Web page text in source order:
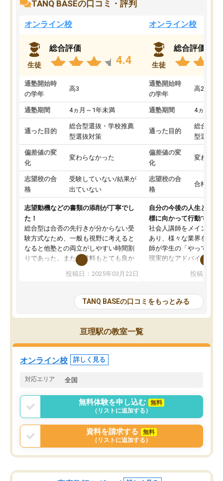
TANQ BASEの口コミ・評判
オンライン校
生徒
総合評価
4.4
通塾開始時
の学年
高3
通塾期間 4ヵ月～1年未満
通った目的
総合型選抜・学校推薦
型選抜対策
偏差値の変
化
変わらなかった
志望校の合
格
受験していない/結果が
出ていない
志望動機などの書類の添削が丁寧でし
た！
総合型は合否の先行きが分からない受
験方式なため、一般も視野に考えると
なると他塾との両立がしやすい時間割
りであった。また授業料もとても良か
総合型の多くの塾は大学生が見ること
大学生の目だけでなく、数人の大人に
も目を通して頂ける。そのため多くの
意見を聞くことができ、より良いもの
を推敲することが可能だ。
どの人も優しく、親身に接してくださ
るのでやる気も出て、良かったで
す！！
投稿日：2025年03月22日
オンライン校
生徒
総合評価
通塾開始時
の学年
高2
通塾期間 4ヵ月～1
通った目的
総合型選
型選抜対
偏差値の変
化
変わらな
志望校の合
格
合格した
自分の今後の人生と真剣
標に向かって行動できる
社会人講師をメインとし
あり、様々な業界を経験
師が学生の「やってみた
現実的なアドバイスを行
分野について学生知識
総合型選抜対策として志
接・小論文などの技術指
ション内容になっていま
を社会人として働いてい
標を見つける事が出来ま
投稿日：
TANQ BASEの口コミをもっとみる
亘理駅の教室一覧
オンライン校 詳しく見る
対応エリア 全国
無料体験を申し込む
無料
（リストに追加する）
資料を請求する
無料
（リストに追加する）